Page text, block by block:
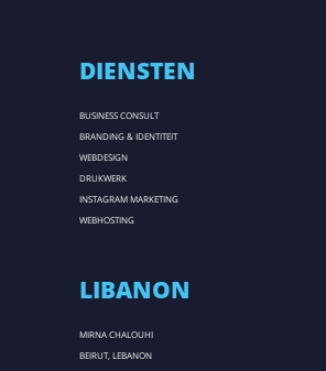
DIENSTEN
BUSINESS CONSULT
BRANDING & IDENTITEIT
WEBDESIGN
DRUKWERK
INSTAGRAM MARKETING
WEBHOSTING
LIBANON
MIRNA CHALOUHI
BEIRUT, LEBANON